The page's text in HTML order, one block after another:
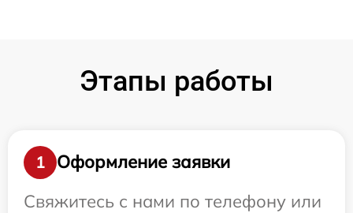
Этапы работы
1
Оформление заявки
Свяжитесь с нами по телефону или